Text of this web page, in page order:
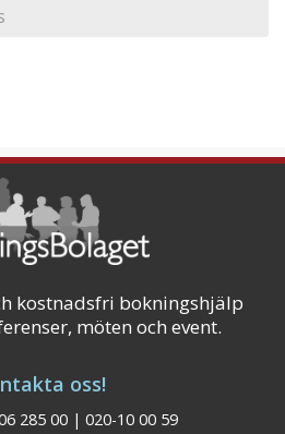
kostnadsfri bokningshjälp
möten och event.
oss!
285 00 | 020-10 00 59